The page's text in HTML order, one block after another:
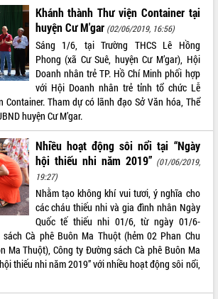
mô hình thiết
đẩy
điểm
Yên
gắn với bảo
hoạch tỉnh
tầm nhìn
đêm
đường bộ
trưởng
hợp tác về
– 2030
thông
Khánh thành Thư viện Container tại
huyện Cư M'gar (02/06/2019, 16:56)
Sáng 1/6, tại Trường THCS Lê Hồng
Phong (xã Cư Suê, huyện Cư M’gar), Hội
Doanh nhân trẻ TP. Hồ Chí Minh phối hợp
với Hội Doanh nhân trẻ tỉnh tổ chức Lễ
Container. Tham dự có lãnh đạo Sở Văn hóa, Thể
huyện Cư M’gar.
Nhiều hoạt động sôi nổi tại “Ngày
hội thiếu nhi năm 2019” (01/06/2019,
19:27)
Nhằm tạo không khí vui tươi, ý nghĩa cho
các cháu thiếu nhi và gia đình nhân Ngày
Quốc tế thiếu nhi 01/6, từ ngày 01/6-
Cà phê Buôn Ma Thuột (hẻm 02 Phan Chu
Ma Thuột), Công ty Đường sách Cà phê Buôn Ma
thiếu nhi năm 2019” với nhiều hoạt động sôi nổi,